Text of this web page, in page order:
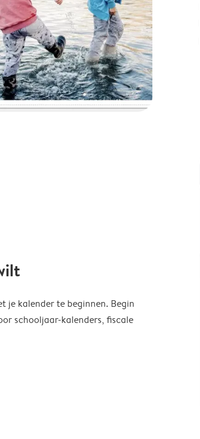
je kalender te beginnen. Begin
schooljaar-kalenders, fiscale